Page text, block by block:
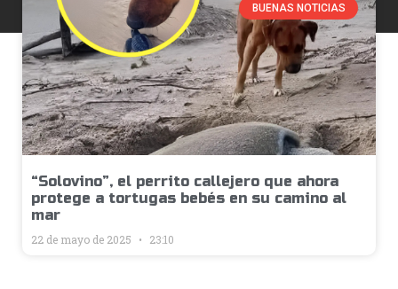
BUENAS NOTICIAS
“Solovino”, el perrito callejero que ahora
protege a tortugas bebés en su camino al
mar
22 de mayo de 2025 23:10